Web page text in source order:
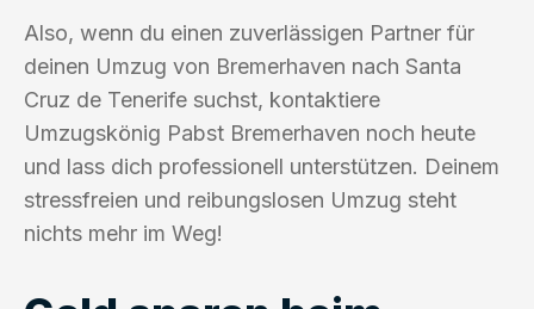
Also, wenn du einen zuverlässigen Partner für
deinen Umzug von Bremerhaven nach Santa
Cruz de Tenerife suchst, kontaktiere
Umzugskönig Pabst Bremerhaven noch heute
und lass dich professionell unterstützen. Deinem
stressfreien und reibungslosen Umzug steht
nichts mehr im Weg!